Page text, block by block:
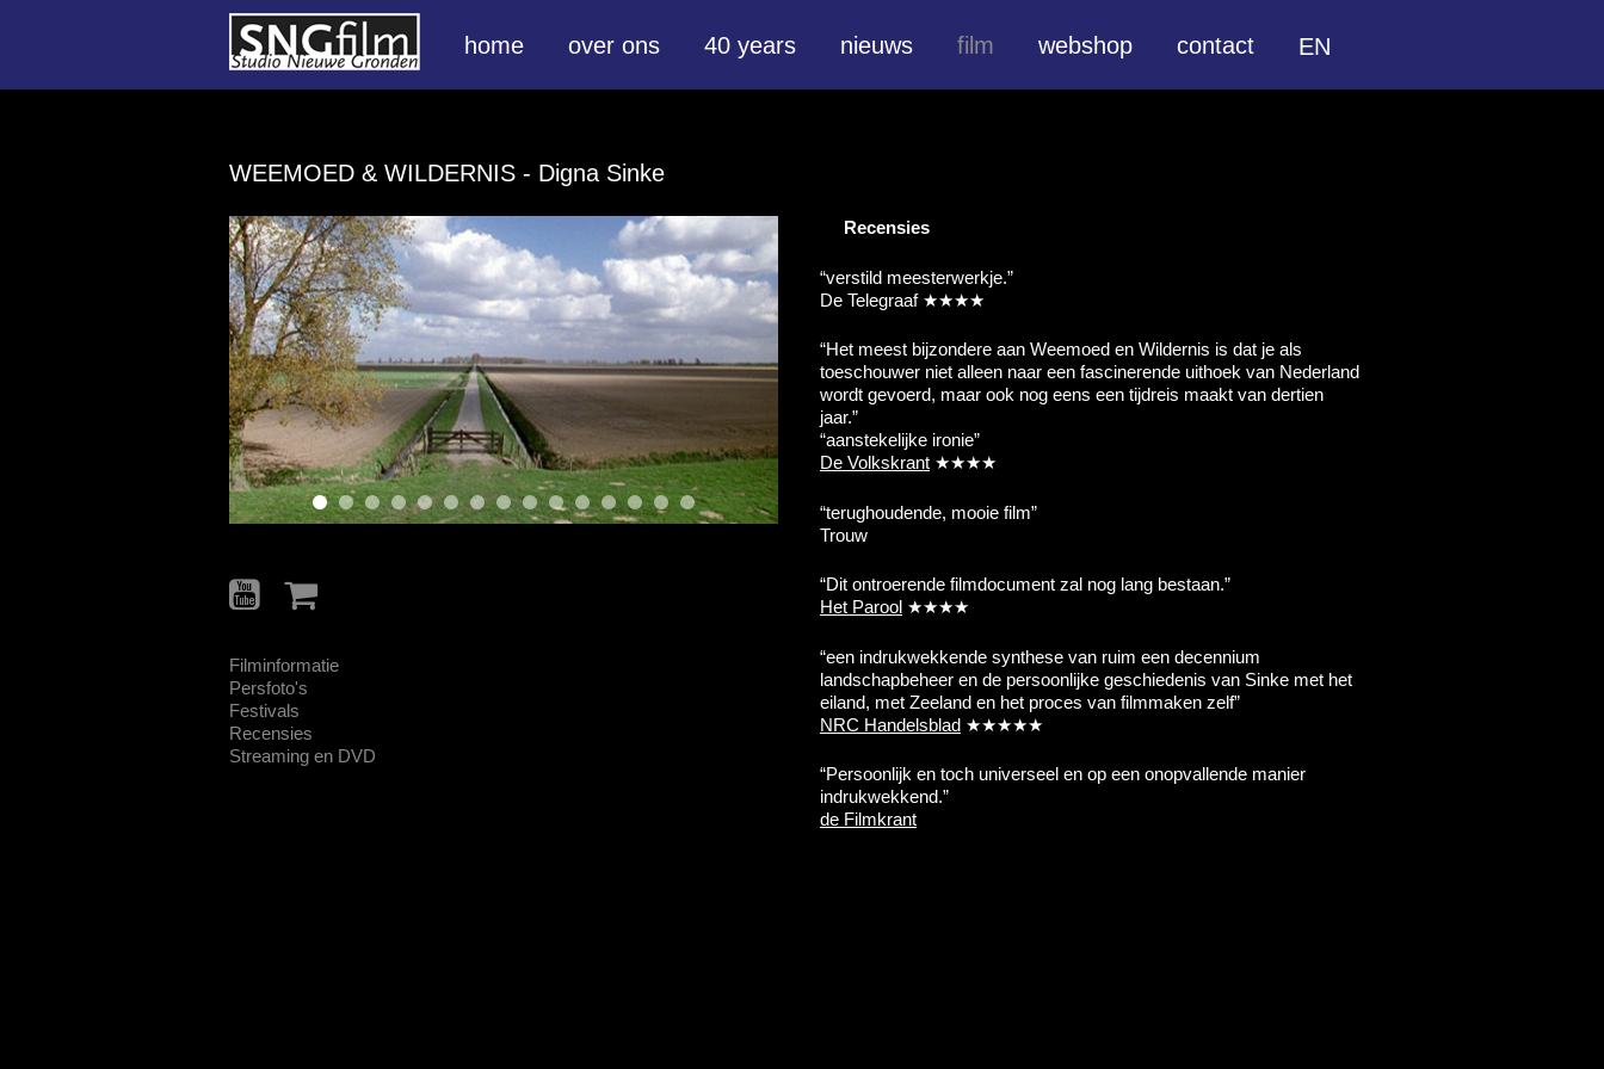
home over ons 40 years nieuws film webshop contact EN
WEEMOED & WILDERNIS - Digna Sinke
Filminformatie
Persfoto's
Festivals
Recensies
Streaming en DVD
Recensies
“verstild meesterwerkje.”
De Telegraaf ★★★★
“Het meest bijzondere aan Weemoed en Wildernis is dat je als
toeschouwer niet alleen naar een fascinerende uithoek van Nederland
wordt gevoerd, maar ook nog eens een tijdreis maakt van dertien
jaar.”
“aanstekelijke ironie”
De Volkskrant ★★★★
“terughoudende, mooie film”
Trouw
“Dit ontroerende filmdocument zal nog lang bestaan.”
Het Parool ★★★★
“een indrukwekkende synthese van ruim een decennium
landschapbeheer en de persoonlijke geschiedenis van Sinke met het
eiland, met Zeeland en het proces van filmmaken zelf”
NRC Handelsblad ★★★★★
“Persoonlijk en toch universeel en op een onopvallende manier
indrukwekkend.”
de Filmkrant